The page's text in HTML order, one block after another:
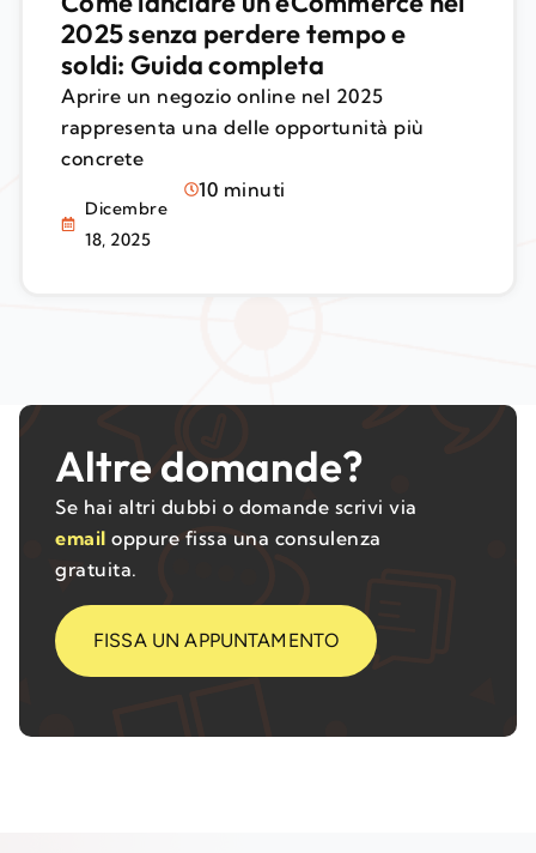
2025 senza perdere tempo e
soldi: Guida completa
Aprire un negozio online nel 2025
rappresenta una delle opportunità più
concrete
Dicembre
18, 2025
10 minuti
Altre domande?
Se hai altri dubbi o domande scrivi via
email oppure fissa una consulenza
gratuita.
FISSA UN APPUNTAMENTO